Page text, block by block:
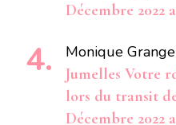
Décembre 2022
Monique
Jumelles Votre
lors du transit
Décembre 2022